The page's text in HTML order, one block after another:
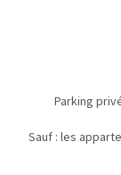
Parking
Sauf : les